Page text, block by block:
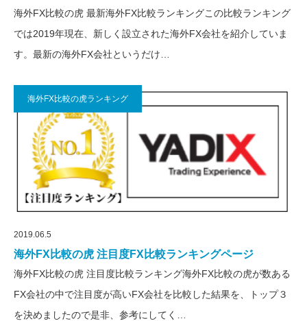
海外FX比較の虎 最新海外FX比較ランキングこの比較ランキング
では2019年現在、新しく設立された海外FX会社を紹介していま
す。最新の海外FX会社というだけ…
海外FX比較の虎ランキング
2019.06.5
海外FX比較の虎 注目度FX比較ランキングページ
海外FX比較の虎 注目度比較ランキング海外FX比較の虎が数ある
FX会社の中で注目度が高いFX会社を比較した結果を、トップ３
を決めましたので是非、参考にしてく…